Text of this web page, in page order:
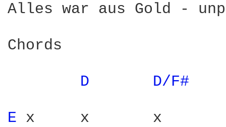
Alles war aus Gold -
Chords
D D/F#
E